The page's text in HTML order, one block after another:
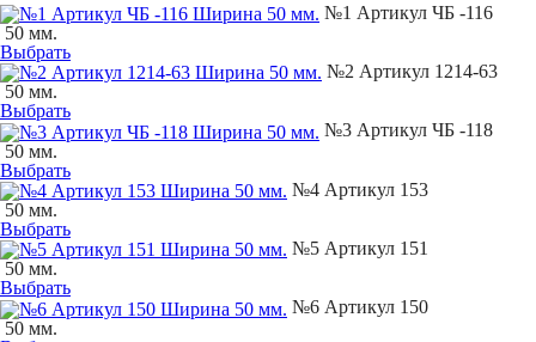
№1 Артикул ЧБ -116
50 мм.
Выбрать
№2 Артикул 1214-63
50 мм.
Выбрать
№3 Артикул ЧБ -118
50 мм.
Выбрать
№4 Артикул 153
50 мм.
Выбрать
№5 Артикул 151
50 мм.
Выбрать
№6 Артикул 150
50 мм.